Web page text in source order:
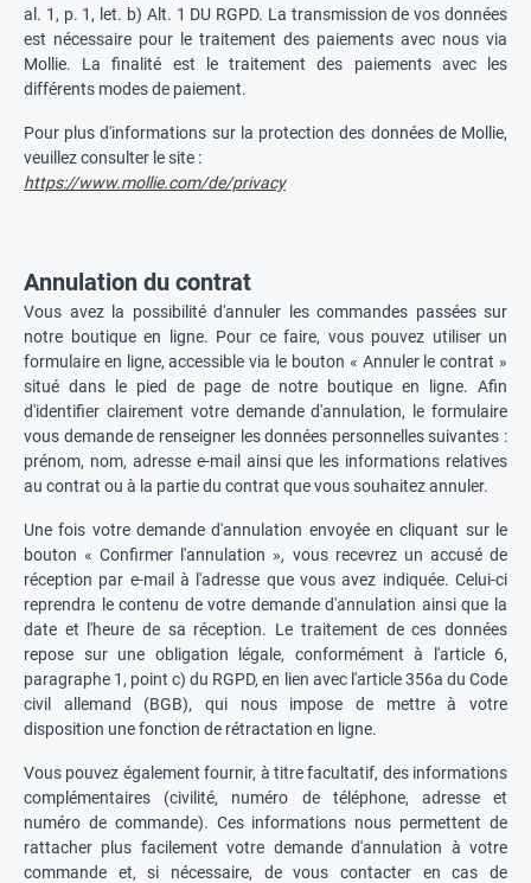
al. 1, p. 1, let. b) Alt. 1 DU RGPD. La transmission de vos données
est nécessaire pour le traitement des paiements avec nous via
Mollie. La finalité est le traitement des paiements avec les
différents modes de paiement.
Pour plus d'informations sur la protection des données de Mollie,
veuillez consulter le site :
https://www.mollie.com/de/privacy
Annulation du contrat
Vous avez la possibilité d'annuler les commandes passées sur
notre boutique en ligne. Pour ce faire, vous pouvez utiliser un
formulaire en ligne, accessible via le bouton « Annuler le contrat »
situé dans le pied de page de notre boutique en ligne. Afin
d'identifier clairement votre demande d'annulation, le formulaire
vous demande de renseigner les données personnelles suivantes :
prénom, nom, adresse e-mail ainsi que les informations relatives
au contrat ou à la partie du contrat que vous souhaitez annuler.
Une fois votre demande d'annulation envoyée en cliquant sur le
bouton « Confirmer l'annulation », vous recevrez un accusé de
réception par e-mail à l'adresse que vous avez indiquée. Celui-ci
reprendra le contenu de votre demande d'annulation ainsi que la
date et l'heure de sa réception. Le traitement de ces données
repose sur une obligation légale, conformément à l'article 6,
paragraphe 1, point c) du RGPD, en lien avec l'article 356a du Code
civil allemand (BGB), qui nous impose de mettre à votre
disposition une fonction de rétractation en ligne.
Vous pouvez également fournir, à titre facultatif, des informations
complémentaires (civilité, numéro de téléphone, adresse et
numéro de commande). Ces informations nous permettent de
rattacher plus facilement votre demande d'annulation à votre
commande et, si nécessaire, de vous contacter en cas de